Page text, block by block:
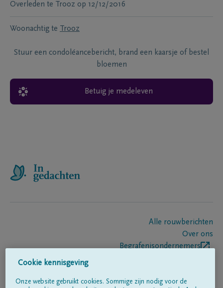
Overleden te Trooz op 12/12/2016
Woonachtig te Trooz
Stuur een condoléancebericht, brand een kaarsje of bestel
bloemen
Betuig je medeleven
Alle rouwberichten
Over ons
Begrafenisondernemers
Cookie kennisgeving
Onze website gebruikt cookies. Sommige zijn nodig voor de